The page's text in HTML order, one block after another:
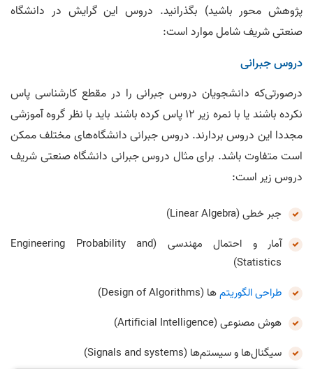
پژوهش محور باشید) بگذرانید. دروس این گرایش در دانشگاه
صنعتی شریف شامل موارد است:
دروس جبرانی
درصورتی‌که دانشجویان دروس جبرانی را در مقطع کارشناسی پاس
نکرده باشند یا با نمره زیر 12 پاس کرده باشند باید با نظر گروه آموزشی
مجددا این دروس بردارند. دروس جبرانی دانشگاه‌های مختلف ممکن
است متفاوت باشد. برای مثال دروس جبرانی دانشگاه صنعتی شریف
دروس زیر است:
جبر خطی (Linear Algebra)
آمار و احتمال مهندسی (Engineering Probability and
Statistics)
طراحی الگوریتمها (Design of Algorithms)
هوش مصنوعی (Artificial Intelligence)
سیگنال‌ها و سیستم‌ها (Signals and systems)